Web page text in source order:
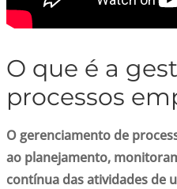
O que é a
processos
O gerenciamento de
ao planejamento,
contínua das atividades de